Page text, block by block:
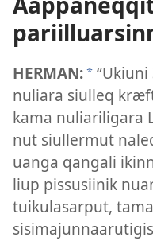
HERMAN:*
nuliara siul­leq
kama nuliariligara
nut siul­lermut
uanga qangali
liup pis­susiinik
tuikulasar­put,